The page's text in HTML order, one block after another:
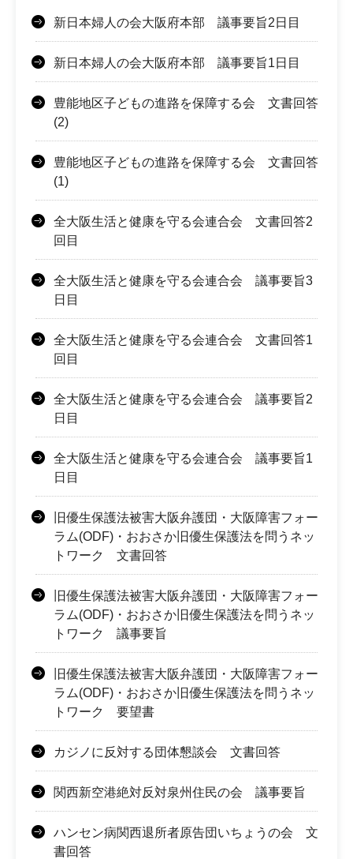
新日本婦人の会大阪府本部 議事要旨2日目
新日本婦人の会大阪府本部 議事要旨1日目
豊能地区子どもの進路を保障する会 文書回答
(2)
豊能地区子どもの進路を保障する会 文書回答
(1)
全大阪生活と健康を守る会連合会 文書回答2
回目
全大阪生活と健康を守る会連合会 議事要旨3
日目
全大阪生活と健康を守る会連合会 文書回答1
回目
全大阪生活と健康を守る会連合会 議事要旨2
日目
全大阪生活と健康を守る会連合会 議事要旨1
日目
旧優生保護法被害大阪弁護団・大阪障害フォー
ラム(ODF)・おおさか旧優生保護法を問うネッ
トワーク 文書回答
旧優生保護法被害大阪弁護団・大阪障害フォー
ラム(ODF)・おおさか旧優生保護法を問うネッ
トワーク 議事要旨
旧優生保護法被害大阪弁護団・大阪障害フォー
ラム(ODF)・おおさか旧優生保護法を問うネッ
トワーク 要望書
カジノに反対する団体懇談会 文書回答
関西新空港絶対反対泉州住民の会 議事要旨
ハンセン病関西退所者原告団いちょうの会 文
書回答